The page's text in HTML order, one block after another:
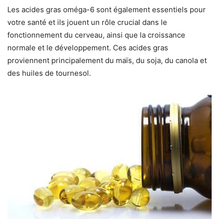
Les acides gras oméga-6 sont également essentiels pour
votre santé et ils jouent un rôle crucial dans le
fonctionnement du cerveau, ainsi que la croissance
normale et le développement. Ces acides gras
proviennent principalement du maïs, du soja, du canola et
des huiles de tournesol.